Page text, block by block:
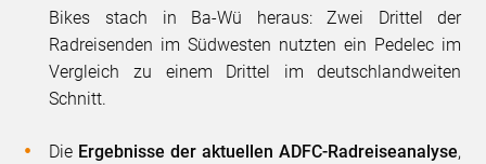
Bikes stach in Ba-Wü heraus: Zwei Drittel der
Radreisenden im Südwesten nutzten ein Pedelec im
Vergleich zu einem Drittel im deutschlandweiten
Schnitt.
Die Ergebnisse der aktuellen ADFC-Radreiseanalyse,